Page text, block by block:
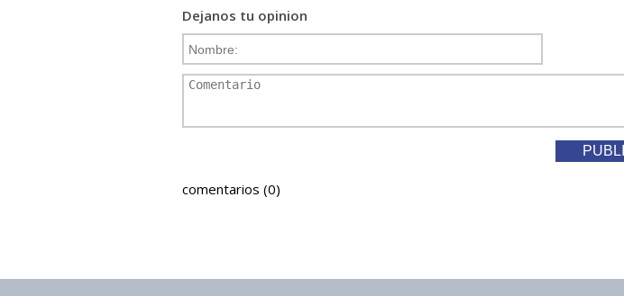
Dejanos tu opinion
comentarios (0)